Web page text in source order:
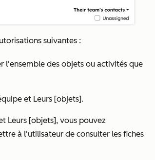
suivantes :
l'ensemble des objets ou activités que
et Leurs [objets].
Leurs [objets], vous pouvez
à l'utilisateur de consulter les fiches